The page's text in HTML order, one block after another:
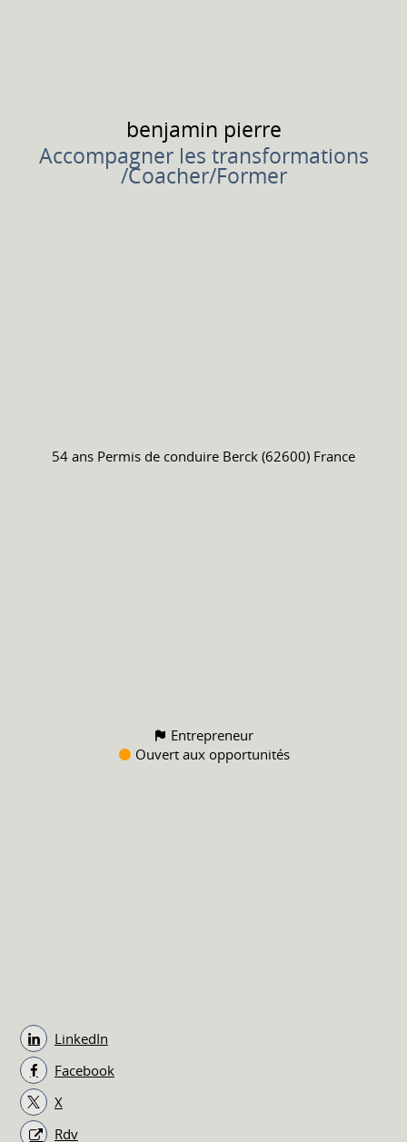
benjamin pierre
Accompagner les transformations
/Coacher/Former
54 ans Permis de conduire Berck (62600) France
Entrepreneur
Ouvert aux opportunités
LinkedIn
Facebook
X
Rdv